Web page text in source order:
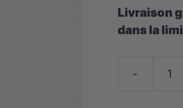
Livraison
dans la
-